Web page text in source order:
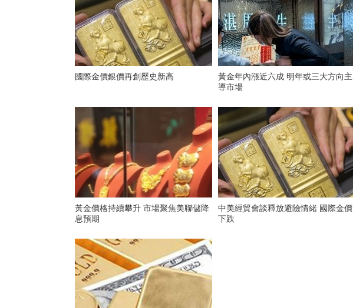
國際金價銀價再創歷史新高
黃金年內漲近六成 明年或三大方向主
導市場
黃金價格持續攀升 市場聚焦美聯儲降
息預期
中美經貿會談釋放避險情緒 國際金價
下跌